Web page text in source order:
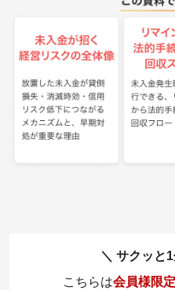
サクッと1
こちらは会員様限定